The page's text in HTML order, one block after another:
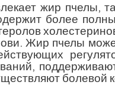
жир пчелы,
более
Жир пчелы
болевой